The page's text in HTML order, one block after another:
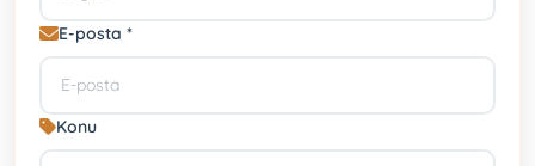
E-posta *
Konu